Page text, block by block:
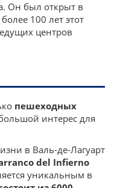
Он был открыт в
100 лет этот
центров
пешеходных
интерес для
в Валь-де-Лагуарт
del Infierno
уникальным в